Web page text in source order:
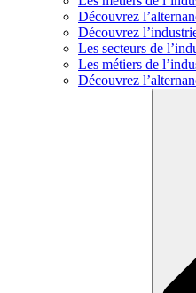
Découvrez
Découvrez
Les secteurs de
Les métiers de
Découvrez